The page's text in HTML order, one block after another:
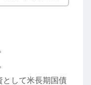
として米長期国債